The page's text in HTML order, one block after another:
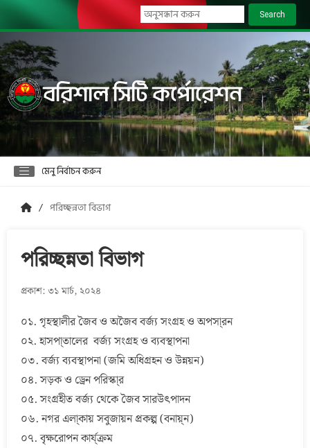
Search
বরিশাল সিটি কর্পোরেশন
মেনু নির্বাচন করুন
পরিচ্ছন্নতা বিভাগ
পরিচ্ছন্নতা বিভাগ
প্রকাশ: ৩১ মার্চ, ২০২৪
০১. গৃহস্থালীর জৈব ও অজৈব বর্জ্য সংগ্রহ ও অপসা্রন
০২. হাসপা্তালের বর্জ্য সংগ্রহ ও ব্যবস্থাপনা
০৩. বর্জ্য ব্যবস্থাপনা (জমি অধিগ্রহন ও উন্নয়ন)
০৪. সড়ক ও ড্রেন পরিস্কা্র
০৫. সংগ্রহীত বর্জ্য থেকে জৈব সারউৎপাদন
০৬. নগর এলা্কায় সবুজায়ন প্রকল্প (বনায়্ন)
০৭. বৃক্ষরোপন কার্য্ক্রম